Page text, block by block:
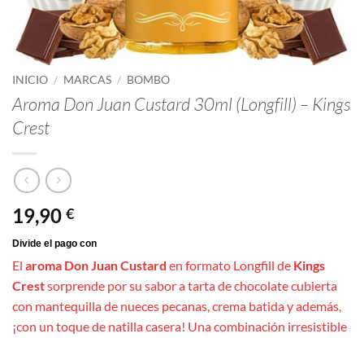
INICIO / MARCAS / BOMBO
Aroma Don Juan Custard 30ml (Longfill) – Kings
Crest
19,90 €
El aroma Don Juan Custard en formato Longfill de Kings
Crestsorprende por su sabor a tarta de chocolate cubierta
con mantequilla de nueces pecanas, crema batida y además,
¡con un toque de natilla casera! Una combinación irresistible